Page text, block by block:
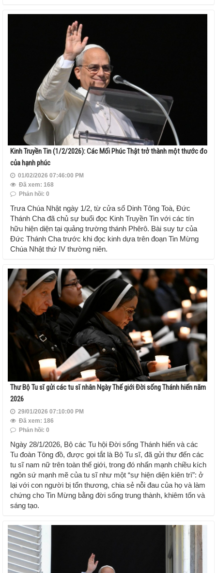
Kinh Truyền Tin (1/2/2026): Các Mối Phúc Thật trở thành một thước đo
của hạnh phúc
01/02/2026 07:46:00 PM
Đã xem: 168
Phản hồi: 0
Trưa Chúa Nhật ngày 1/2, từ cửa sổ Dinh Tông Toà, Đức
Thánh Cha đã chủ sự buổi đọc Kinh Truyền Tin với các tín
hữu hiện diện tại quảng trường thánh Phêrô. Bài suy tư của
Đức Thánh Cha trước khi đọc kinh dựa trên đoạn Tin Mừng
Chúa Nhật thứ IV thường niên.
Thư Bộ Tu sĩ gửi các tu sĩ nhân Ngày Thế giới Đời sống Thánh hiến năm
2026
29/01/2026 07:10:00 PM
Đã xem: 186
Phản hồi: 0
Ngày 28/1/2026, Bộ các Tu hội Đời sống Thánh hiến và các
Tu đoàn Tông đồ, được gọi tắt là Bộ Tu sĩ, đã gửi thư đến các
tu sĩ nam nữ trên toàn thế giới, trong đó nhấn mạnh chiều kích
ngôn sứ mạnh mẽ của tu sĩ như một “sự hiện diện kiên trì”: ở
lại với con người bị tổn thương, chia sẻ nỗi đau của họ và làm
chứng cho Tin Mừng bằng đời sống trung thành, khiêm tốn và
sáng tạo.